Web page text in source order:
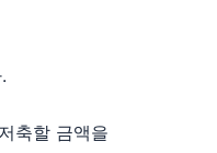
축할 금액을